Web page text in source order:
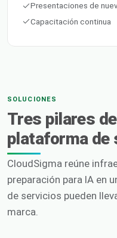
Presentaciones de
Capacitación continua
SOLUCIONES
Tres pilares
plataforma de
CloudSigma reúne
preparación para IA en
de servicios pueden
marca.